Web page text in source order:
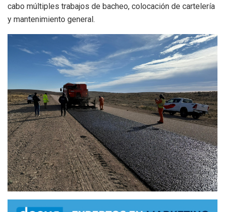
cabo múltiples trabajos de bacheo, colocación de cartelería
y mantenimiento general.